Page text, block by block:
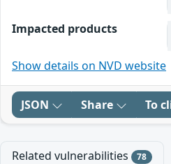
Impacted products
Show details on NVD website
JSON Share To
Related vulnerabilities 78